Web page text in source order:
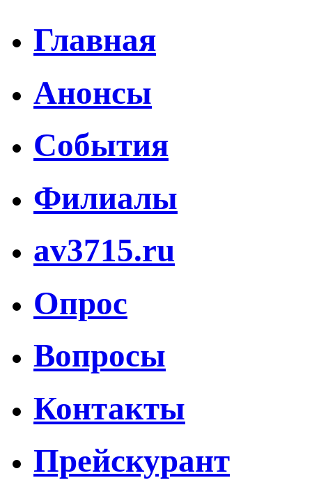
Главная
Анонсы
События
Филиалы
av3715.ru
Опрос
Вопросы
Контакты
Прейскурант